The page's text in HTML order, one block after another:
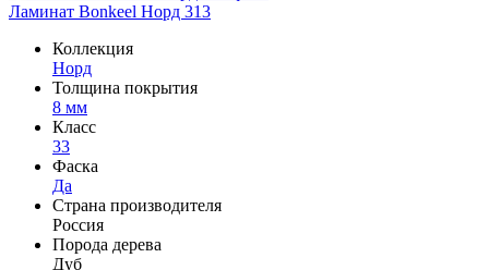
Ламинат Bonkeel Норд 313
Коллекция
Норд
Толщина покрытия
8 мм
Класс
33
Фаска
Да
Страна производителя
Россия
Порода дерева
Дуб